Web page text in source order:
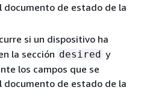
documento de estado de la
si un dispositivo ha
la sección desired y
los campos que se
documento de estado de la